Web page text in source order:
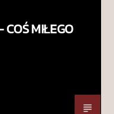
COŚ MIŁEGO